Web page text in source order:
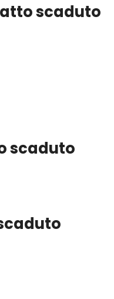
scaduto
scaduto